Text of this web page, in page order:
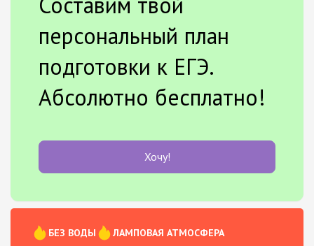
персональный план
подготовки к ЕГЭ.
Абсолютно бесплатно!
Хочу!
БЕЗ ВОДЫ
ЛАМПОВАЯ АТМОСФЕРА